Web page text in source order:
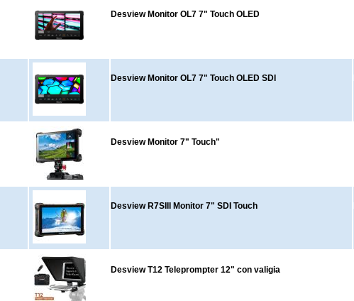
Desview Monitor OL7 7" Touch OLED
Desview Monitor OL7 7" Touch OLED SDI
Desview Monitor 7" Touch"
Desview R7SIII Monitor 7" SDI Touch
Desview T12 Teleprompter 12" con valigia